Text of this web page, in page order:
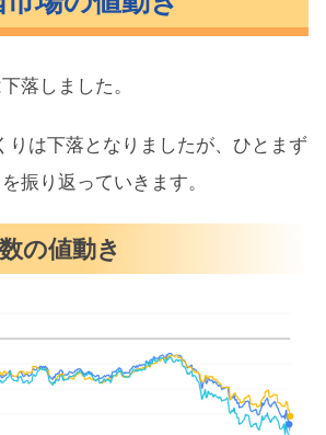
指数の値動き
ヒートマップ
別パフォーマンス
チャート分析
ピックス
ブームの新たな勝ち組は
氏テスラの空売りを否定
目イベントについて
落しました。
りは下落となりましたが、ひとまず
振り返っていきます。
の値動き